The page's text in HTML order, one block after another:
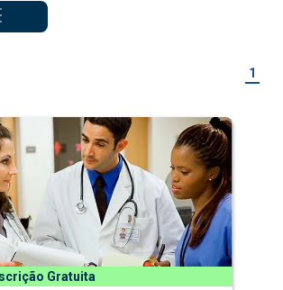
1
Gratuita